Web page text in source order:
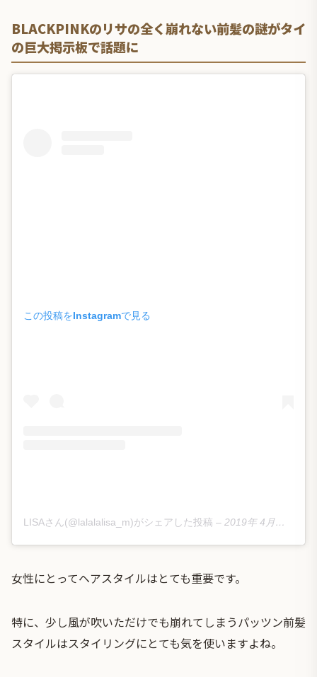
BLACKPINKのリサの全く崩れない前髪の謎がタイ
の巨大掲示板で話題に
この投稿をInstagramで見る
LISAさん(@lalalalisa_m)がシェアした投稿 – 2019年 4月月13日午後8時41分PDT
女性にとってヘアスタイルはとても重要です。
特に、少し風が吹いただけでも崩れてしまうパッツン前髪
スタイルはスタイリングにとても気を使いますよね。